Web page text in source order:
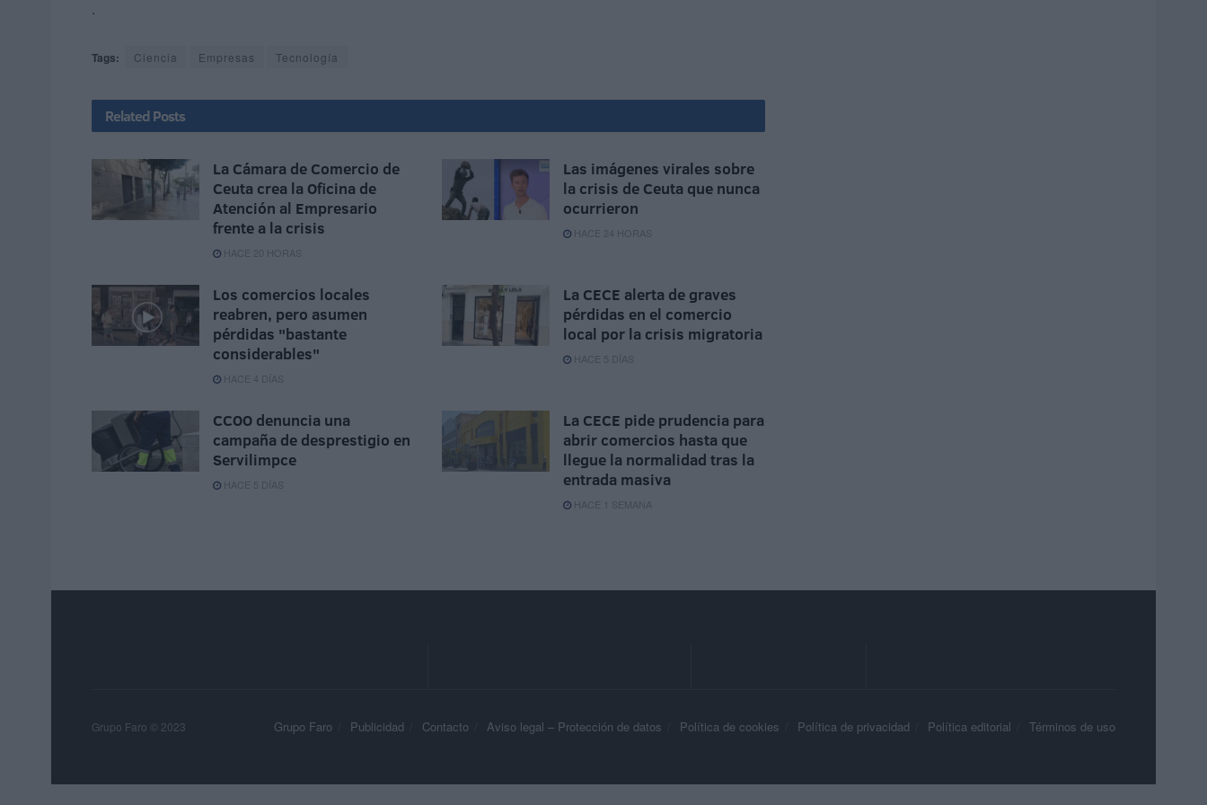
.
Tags: Ciencia Empresas Tecnología
Related Posts
La Cámara de Comercio de
Ceuta crea la Oficina de
Atención al Empresario
frente a la crisis
HACE 20 HORAS
Las imágenes virales sobre
la crisis de Ceuta que nunca
ocurrieron
HACE 24 HORAS
Los comercios locales
reabren, pero asumen
pérdidas "bastante
considerables"
HACE 4 DÍAS
La CECE alerta de graves
pérdidas en el comercio
local por la crisis migratoria
HACE 5 DÍAS
CCOO denuncia una
campaña de desprestigio en
Servilimpce
HACE 5 DÍAS
La CECE pide prudencia para
abrir comercios hasta que
llegue la normalidad tras la
entrada masiva
HACE 1 SEMANA
Grupo Faro Publicidad Contacto Aviso legal – Protección de datos Política de cookies Política de privacidad Política editorial Términos de uso
Grupo Faro © 2023